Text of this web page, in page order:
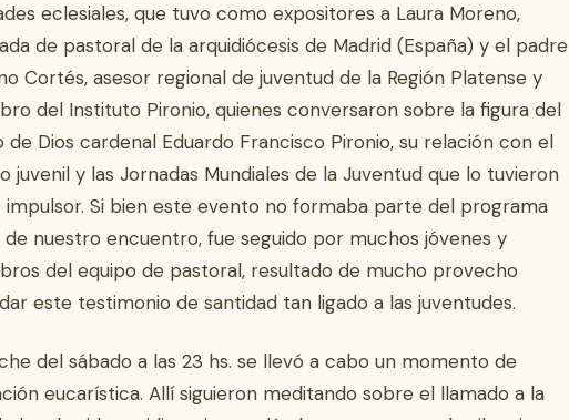
eclesiales, que tuvo como expositores a Laura Moreno,
de pastoral de la arquidiócesis de Madrid (España) y el padre
Cortés, asesor regional de juventud de la Región Platense y
del Instituto Pironio, quienes conversaron sobre la figura del
de Dios cardenal Eduardo Francisco Pironio, su relación con el
juvenil y las Jornadas Mundiales de la Juventud que lo tuvieron
Si bien este evento no formaba parte del programa
de nuestro encuentro, fue seguido por muchos jóvenes y
del equipo de pastoral, resultado de mucho provecho
este testimonio de santidad tan ligado a las juventudes.
del sábado a las 23 hs. se llevó a cabo un momento de
eucarística. Allí siguieron meditando sobre el llamado a la